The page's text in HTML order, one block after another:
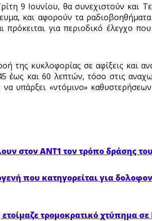
9 Ιουνίου, θα συνεχιστούν και
και αφορούν τα
για περιοδικό έλεγχο
της κυκλοφορίας σε αφίξεις και
έως και 60 λεπτών, τόσο στις
υπάρξει «ντόμινο»
στον ΑΝΤ1 τον τρόπο δράσης
που κατηγορείται για
τρομοκρατικό χτύπημα